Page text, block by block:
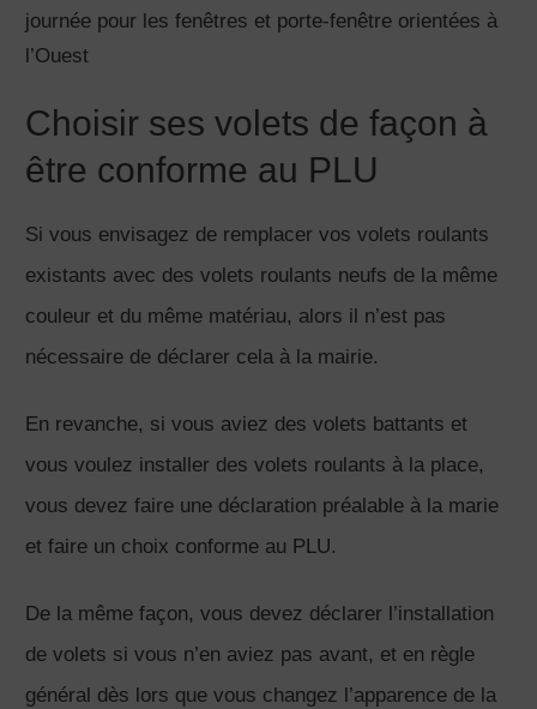
journée pour les fenêtres et porte-fenêtre orientées à
l’Ouest
Choisir ses volets de façon à
être conforme au PLU
Si vous envisagez de remplacer vos volets roulants
existants avec des volets roulants neufs de la même
couleur et du même matériau, alors il n’est pas
nécessaire de déclarer cela à la mairie.
En revanche, si vous aviez des volets battants et
vous voulez installer des volets roulants à la place,
vous devez faire une déclaration préalable à la marie
et faire un choix conforme au PLU.
De la même façon, vous devez déclarer l’installation
de volets si vous n’en aviez pas avant, et en règle
général dès lors que vous changez l’apparence de la